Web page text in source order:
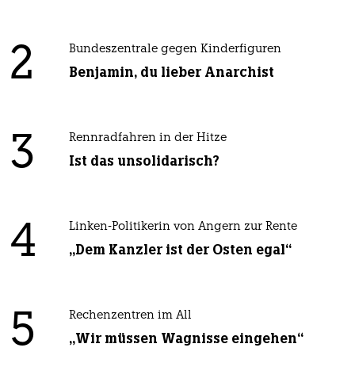
2 Bundeszentrale gegen Kinderfiguren
Benjamin, du lieber Anarchist
3 Rennradfahren in der Hitze
Ist das unsolidarisch?
4 Linken-Politikerin von Angern zur Rente
„Dem Kanzler ist der Osten egal“
5 Rechenzentren im All
„Wir müssen Wagnisse eingehen“